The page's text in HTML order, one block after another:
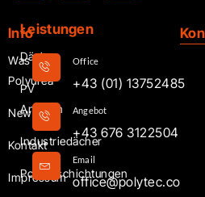
Info
Was ist
Polyurea
News
Kontakt
Impressum
Leistungen
Dächer
PV
Anlagen
Industriedächer
Poolbeschichtungen
Office
+43 (01) 13752485
Angebot
+43 676 3122504
Email
office@polytec.co